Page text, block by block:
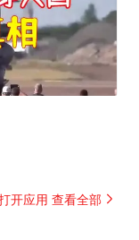
开应用 查看全部